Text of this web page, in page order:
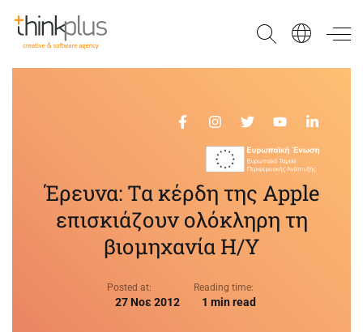
Think Plus
Έρευνα: Τα κέρδη της Apple
επισκιάζουν ολόκληρη τη
βιομηχανία Η/Υ
Posted at:
27 Νοε 2012
Reading time:
1 min read